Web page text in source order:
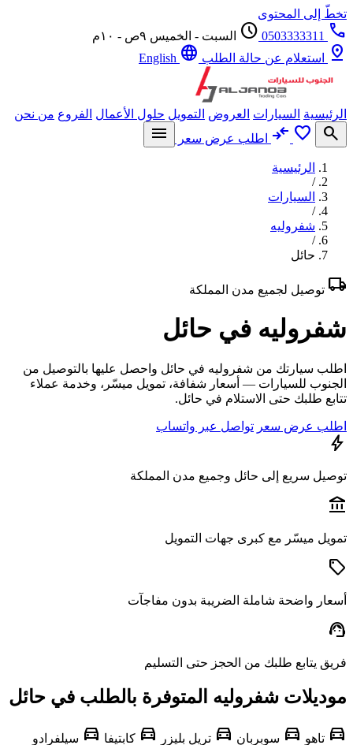
إلى المحتوى
0503333311
scheduleالسبت - الخميس ٩ص - ١٠م
استعلام عن حالة الطلبlanguage
السيارات العروض التمويل حلول الأعمال الفروع من نحن
favorite
compare_arrows اطلب عرض سعر menu
الرئيسية
السيارات
شفروليه
حائل
توصيل لجميع مدن المملكة
في حائل
سيارتك من شفروليه في حائل واحصل عليها بالتوصيل من
للسيارات — أسعار شفافة، تمويل ميسّر، وخدمة عملاء
طلبك حتى الاستلام في حائل.
عرض سعر تواصل عبر واتساب
سريع إلى حائل وجميع مدن المملكة
ميسّر مع كبرى جهات التمويل
واضحة شاملة الضريبة بدون مفاجآت
يتابع طلبك من الحجز حتى التسليم
شفروليه المتوفرة بالطلب في حائل
تاهو directions_car سوبربان directions_car تريل بليزرdirections_car كابتيفاdirections_car سيلفرادو